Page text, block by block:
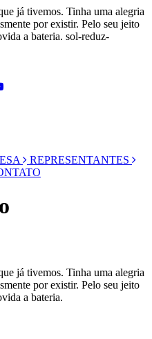
já tivemos. Tinha uma alegria
por existir. Pelo seu jeito
a bateria. sol-reduz-
REPRESENTANTES
já tivemos. Tinha uma alegria
por existir. Pelo seu jeito
a bateria.